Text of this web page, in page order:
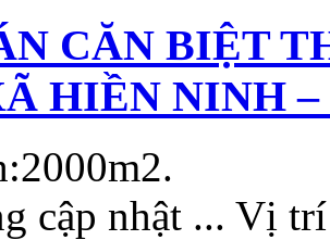
CĂN BIỆT
HIỀN NINH –
2000m2.
cập nhật ... Vị